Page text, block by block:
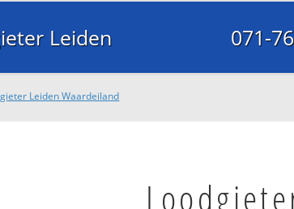
Leiden 071-
Leiden Waardeiland